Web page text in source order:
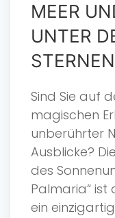
MEER
UNTER
Sind Sie auf
magischen
unberührter
Ausblicke?
des
Palmaria“ ist
ein